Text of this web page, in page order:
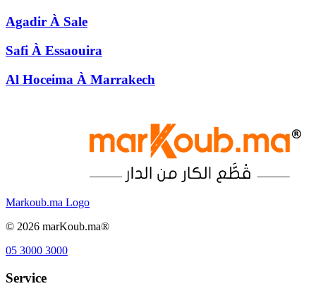
Agadir À Sale
Safi À Essaouira
Al Hoceima À Marrakech
Markoub.ma Logo
© 2026 marKoub.ma®
05 3000 3000
Service